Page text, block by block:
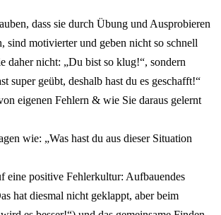
dass sie durch Übung und Ausprobieren
sind motivierter und geben nicht so schnell
daher nicht: „Du bist so klug!“, sondern
super geübt, deshalb hast du es geschafft!“
eigenen Fehlern & wie Sie daraus gelernt
wie: „Was hast du aus dieser Situation
eine positive Fehlerkultur: Aufbauendes
hat diesmal nicht geklappt, aber beim